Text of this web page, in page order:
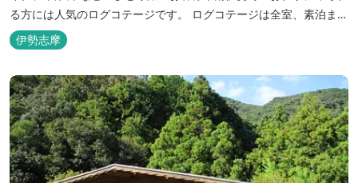
る方には人気のログコテージです。 ログコテージは全室、素泊まり
となっており、おひとり様限定のお部屋、お二人様限定のお部屋、
3名様から5名様限定のお部屋とあります。 お風呂やトイレは別棟
に完備。 国道260号向いには喫茶食事とちの木では、お食事もでき
人気のトンテ...
伊勢志摩